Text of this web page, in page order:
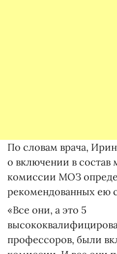
По словам врача,
о включении в состав
комиссии МОЗ
рекомендованных ею
«Все они, а это 5
профессоров, были